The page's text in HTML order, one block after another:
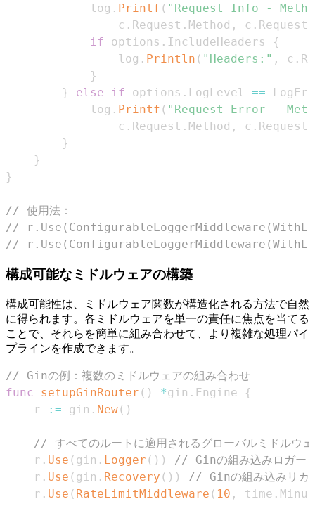
            log
. Printf ( "Request Info -
                c
. Request . Method , c . Request
if options . IncludeHeaders
{
                log
. Println ( "Headers:" , c .
}
}
else if options . LogLevel ==
            log
. Printf ( "Request Error -
                c
. Request . Method , c . Request
}
}
}
// 使用法：
//
//
構成可能なミドルウェアの構築
構成可能性は、ミドルウェア関数が構造化される方法で自然
に得られます。各ミドルウェアを単一の責任に焦点を当てる
ことで、それらを簡単に組み合わせて、より複雑な処理パイ
プラインを作成できます。
// Ginの例：複数のミドルウェアの組み合わせ
func
setupGinRouter ( ) *gin . Engine
{
    r
:= gin . New( )
// すべてのルートに適用されるグローバルミドルウ
    r
. Use ( gin . Logger ( ) )
// Ginの組み込みロガー
    r
. Use ( gin . Recovery ( ) )
// Ginの組み込みリカ
    r
. Use ( RateLimitMiddleware ( 10 , time .